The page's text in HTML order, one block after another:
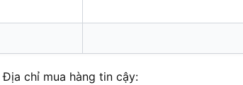
Địa chỉ mua hàng tin cậy: